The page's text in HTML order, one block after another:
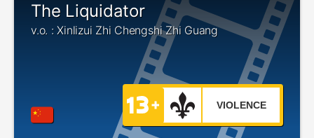
The Liquidator
v.o. : Xinlizui Zhi Chengshi Zhi Guang
VIOLENCE